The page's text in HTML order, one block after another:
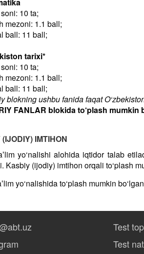
10 ta;
mezoni: 1.1 ball;
ball: 11 ball;
tarixi*
10 ta;
mezoni: 1.1 ball;
ball: 11 ball;
blokning ushbu fanida faqat
FANLAR blokida to‘plash mumkin
IMTIHON
yo‘nalishi alohida iqtidor talab
Kasbiy (ijodiy) imtihon orqali to‘plash
yo‘nalishida to‘plash mumkin
Test
Test